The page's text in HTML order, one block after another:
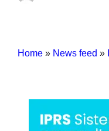
Home » News feed »